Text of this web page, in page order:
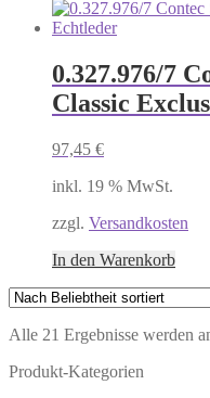
0.327.976/7
Classic
97,45 €
inkl. 19 % MwSt.
zzgl. Versandkosten
In den Warenkorb
Alle 21 Ergebnisse werden
Produkt-Kategorien